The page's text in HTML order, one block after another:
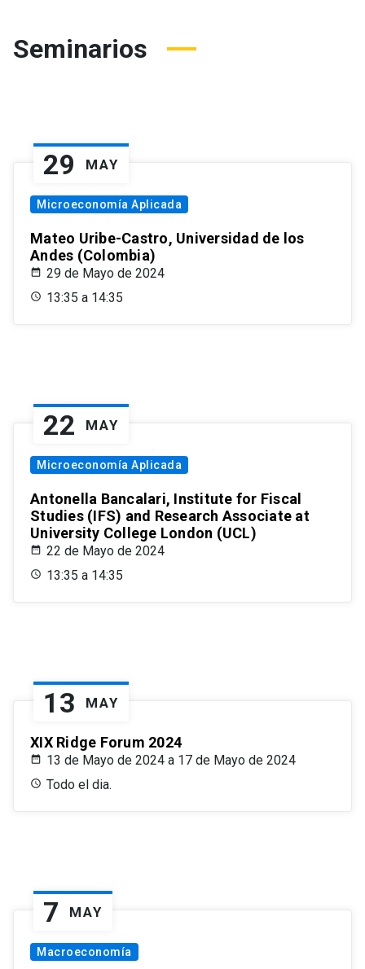
Seminarios
29 MAY
Microeconomía Aplicada
Mateo Uribe-Castro, Universidad de los
Andes (Colombia)
29 de Mayo de 2024
13:35 a 14:35
22 MAY
Microeconomía Aplicada
Antonella Bancalari, Institute for Fiscal
Studies (IFS) and Research Associate at
University College London (UCL)
22 de Mayo de 2024
13:35 a 14:35
13 MAY
XIX Ridge Forum 2024
13 de Mayo de 2024 a 17 de Mayo de 2024
Todo el dia.
7 MAY
Macroeconomía